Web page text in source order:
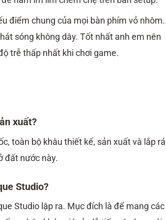
điểm chung của mọi bàn phím vỏ nhôm.
sóng không dây. Tốt nhất anh em nên
trễ thấp nhất khi chơi game.
xuất?
toàn bộ khâu thiết kế, sản xuất và lắp
đất nước này.
Studio?
Studio lập ra. Mục đích là để mang các